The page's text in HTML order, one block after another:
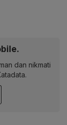
dan nikmati